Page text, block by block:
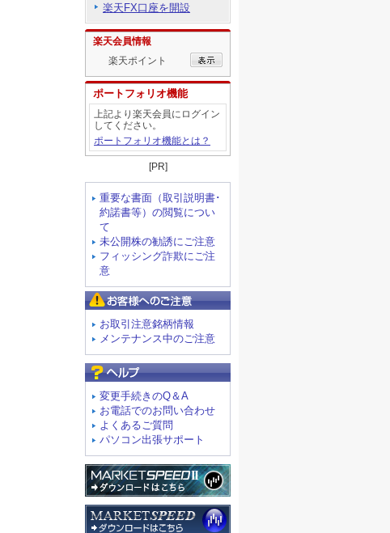
楽天FX口座を開設
楽天会員情報
楽天ポイント
ポートフォリオ機能
上記より楽天会員にログイン
してください。
ポートフォリオ機能とは？
[PR]
重要な書面（取引説明書･
約諾書等）の閲覧につい
て
未公開株の勧誘にご注意
フィッシング詐欺にご注
意
お取引注意銘柄情報
メンテナンス中のご注意
変更手続きのQ＆A
お電話でのお問い合わせ
よくあるご質問
パソコン出張サポート